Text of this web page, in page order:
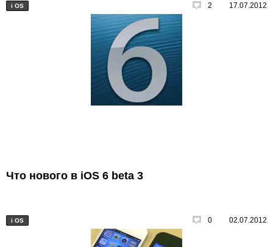
i OS 2 17.07.2012
Что нового в iOS 6 beta 3
i OS 0 02.07.2012